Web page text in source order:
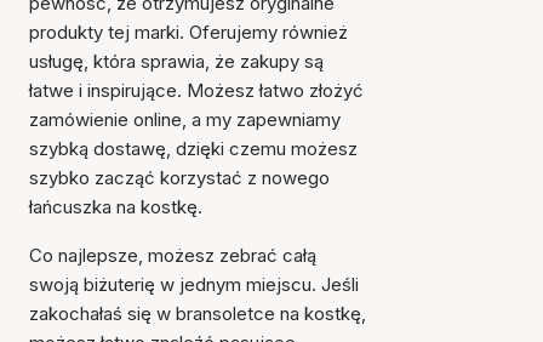
produkty tej marki. Oferujemy również
usługę, która sprawia, że zakupy są
łatwe i inspirujące. Możesz łatwo złożyć
zamówienie online, a my zapewniamy
szybką dostawę, dzięki czemu możesz
szybko zacząć korzystać z nowego
łańcuszka na kostkę.
Co najlepsze, możesz zebrać całą
swoją biżuterię w jednym miejscu. Jeśli
zakochałaś się w bransoletce na kostkę,